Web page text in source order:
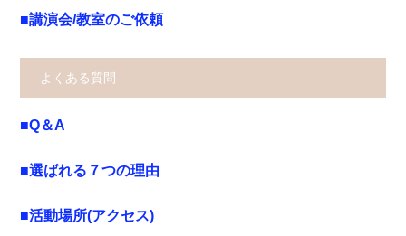
■講演会/教室のご依頼
よくある質問
■Q＆A
■選ばれる７つの理由
■活動場所(アクセス)